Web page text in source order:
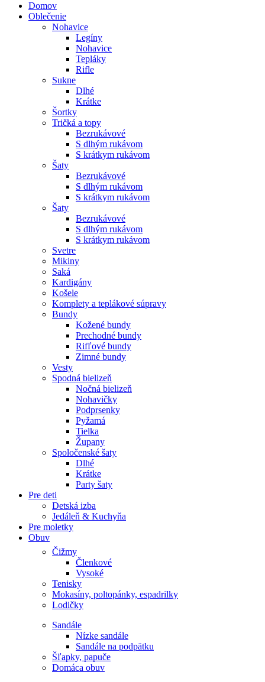
Domov
Oblečenie
Nohavice
Legíny
Nohavice
Tepláky
Rifle
Sukne
Dlhé
Krátke
Šortky
Tričká a topy
Bezrukávové
S dlhým rukávom
S krátkym rukávom
Šaty
Bezrukávové
S dlhým rukávom
S krátkym rukávom
Šaty
Bezrukávové
S dlhým rukávom
S krátkym rukávom
Svetre
Mikiny
Saká
Kardigány
Košele
Komplety a teplákové súpravy
Bundy
Kožené bundy
Prechodné bundy
Rifľové bundy
Zimné bundy
Vesty
Spodná bielizeň
Nočná bielizeň
Nohavičky
Podprsenky
Pyžamá
Tielka
Župany
Spoločenské šaty
Dlhé
Krátke
Party šaty
Pre deti
Detská izba
Jedáleň & Kuchyňa
Pre moletky
Obuv
Čižmy
Členkové
Vysoké
Tenisky
Mokasíny, poltopánky, espadrilky
Lodičky
Sandále
Nízke sandále
Sandále na podpätku
Šľapky, papuče
Domáca obuv